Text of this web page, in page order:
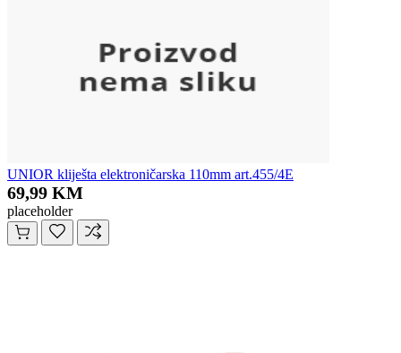
UNIOR kliješta elektroničarska 110mm art.455/4E
69,99 KM
placeholder